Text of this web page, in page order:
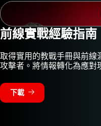
前線實戰經驗指南
取得實用的教戰手冊與前線
攻擊者。將情報轉化為應對
下載